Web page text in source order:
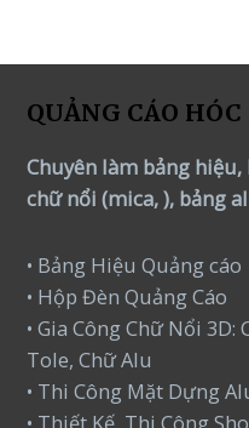
QUẢNG CÁO
Chuyên làm bảng
chữ nổi (mica, ), bảng
• Bảng Hiệu Quảng cáo
• Hộp Đèn Quảng Cáo
• Gia Công Chữ Nổi
Tole, Chữ Alu
• Thi Công Mặt Dựng
• Thiết Kế, Thi Công